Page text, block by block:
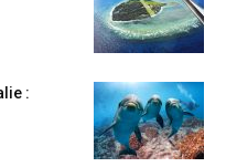
: